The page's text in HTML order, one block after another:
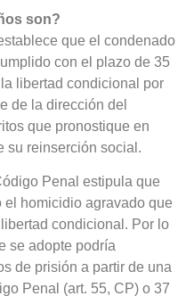
son?
que el condenado
con el plazo de 35
libertad condicional por
de la dirección del
que pronostique en
su reinserción social.
Penal estipula que
el homicidio agravado que
condicional. Por lo
se adopte podría
de prisión a partir de una
Penal (art. 55, CP) o 37